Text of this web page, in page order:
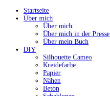
Startseite
Über mich
Über mich
Über mich in der Presse
Über mein Buch
DIY
Silhouette Cameo
Kreidefarbe
Papier
Nähen
Beton